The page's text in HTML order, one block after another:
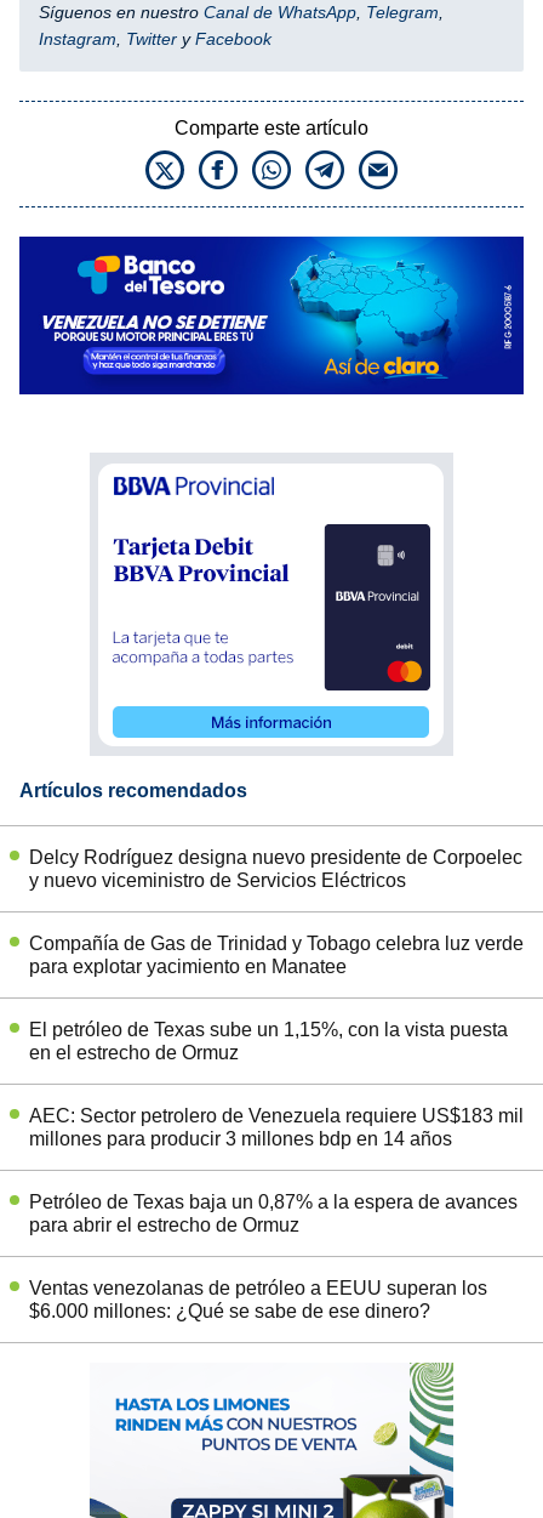
Síguenos en nuestro Canal de WhatsApp Telegram
Instagram
Twitter yFacebook
Comparte este artículo
Artículos recomendados
Delcy Rodríguez designa nuevo presidente de Corpoelec
y nuevo viceministro de Servicios Eléctricos
Compañía de Gas de Trinidad y Tobago celebra luz verde
para explotar yacimiento en Manatee
El petróleo de Texas sube un 1,15%, con la vista puesta
en el estrecho de Ormuz
AEC: Sector petrolero de Venezuela requiere US$183 mil
millones para producir 3 millones bdp en 14 años
Petróleo de Texas baja un 0,87% a la espera de avances
para abrir el estrecho de Ormuz
Ventas venezolanas de petróleo a EEUU superan los
$6.000 millones: ¿Qué se sabe de ese dinero?